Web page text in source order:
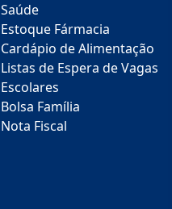
Saúde
Estoque Fármacia
Cardápio de Alimentação
Listas de Espera de Vagas
Escolares
Bolsa Família
Nota Fiscal